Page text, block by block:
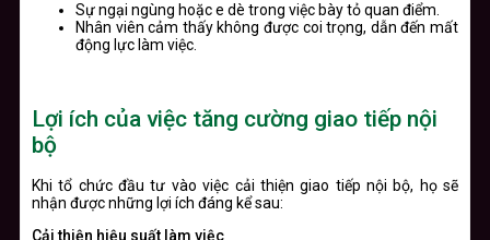
Sự ngại ngùng hoặc e dè trong việc bày tỏ quan điểm.
Nhân viên cảm thấy không được coi trọng, dẫn đến mất
động lực làm việc.
Lợi ích của việc tăng cường giao tiếp nội
bộ
Khi tổ chức đầu tư vào việc cải thiện giao tiếp nội bộ, họ sẽ
nhận được những lợi ích đáng kể sau:
Cải thiện hiệu suất làm việc